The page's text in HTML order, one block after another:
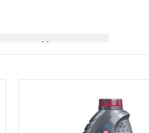
Минеральные